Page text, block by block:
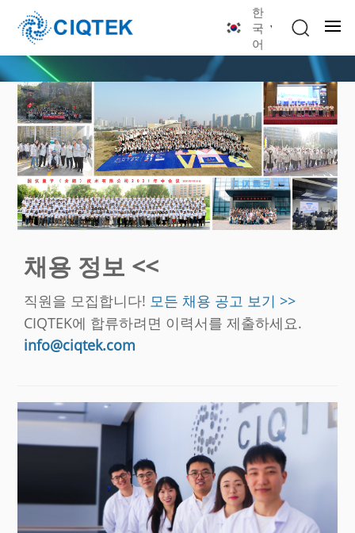
한
국
어
채용 정보 <<
직원을 모집합니다! 모든 채용 공고 보기 >>
CIQTEK에 합류하려면 이력서를 제출하세요.
info@ciqtek.com